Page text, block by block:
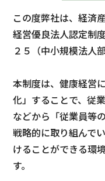
この度弊社は、経済
経営優良法人認定制
２５（中小規模法人
本制度は、健康経営
化」することで、従
などから「従業員等
戦略的に取り組んで
けることができる環
す。